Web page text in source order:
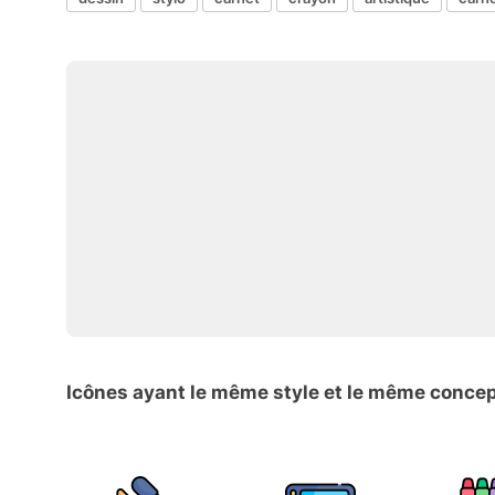
Icônes ayant le même style et le même